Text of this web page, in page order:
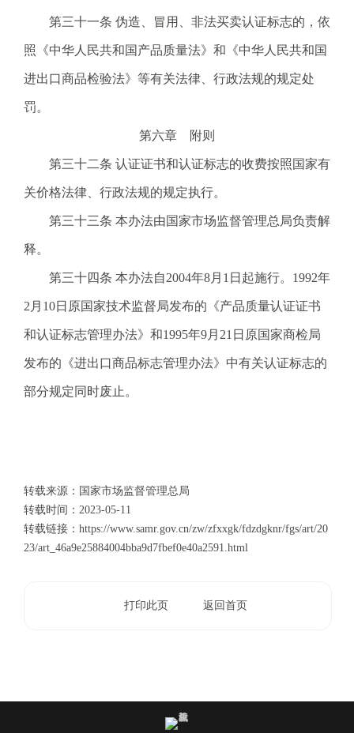
第三十一条 伪造、冒用、非法买卖认证标志的，依
照《中华人民共和国产品质量法》和《中华人民共和国
进出口商品检验法》等有关法律、行政法规的规定处
罚。
第六章 附则
第三十二条 认证证书和认证标志的收费按照国家有
关价格法律、行政法规的规定执行。
第三十三条 本办法由国家市场监督管理总局负责解
释。
第三十四条 本办法自2004年8月1日起施行。1992年
2月10日原国家技术监督局发布的《产品质量认证证书
和认证标志管理办法》和1995年9月21日原国家商检局
发布的《进出口商品标志管理办法》中有关认证标志的
部分规定同时废止。
转载来源：国家市场监督管理总局
转载时间： 2023-05-11
转载链接： https://www.samr.gov.cn/zw/zfxxgk/fdzdgknr/fgs/art/20
23/art_46a9e25884004bba9d7fbef0e40a2591.html
打印此页 返回首页